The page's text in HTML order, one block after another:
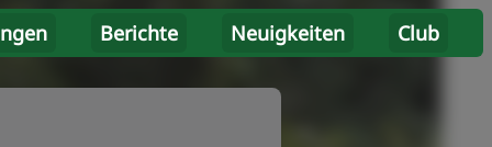
Berichte Neuigkeiten Club